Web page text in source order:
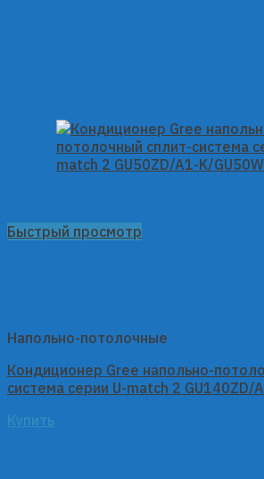
Быстрый просмотр
Напольно-потолочные
Кондиционер Gree напольно-
система серии U-match 2 GU140ZD/
Купить